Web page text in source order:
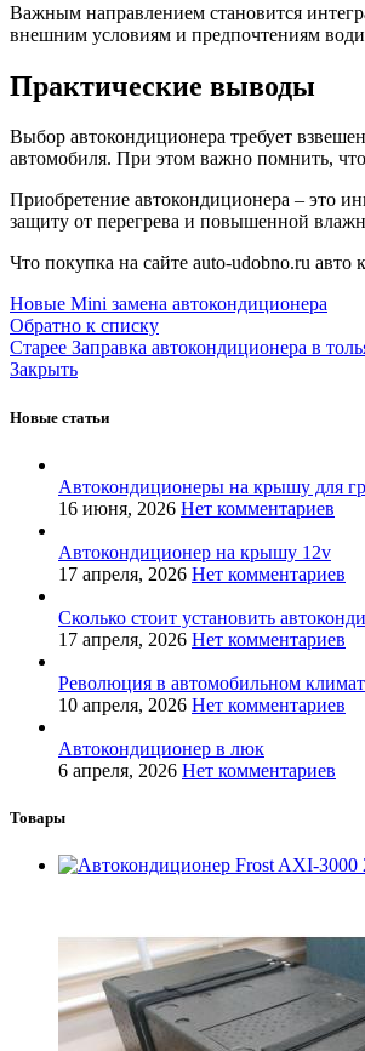
Важным направлением становится
внешним условиям и предпочтениям
Практические выводы
Выбор автокондиционера требует
автомобиля. При этом важно помнить,
Приобретение автокондиционера – это
защиту от перегрева и повышенной
Что покупка на сайте auto-udobno.ru авто
Новые Mini замена автокондиционера
Обратно к списку
Старее Заправка автокондиционера в
Закрыть
Новые статьи
Автокондиционеры на крышу для
16 июня, 2026 Нет комментариев
Автокондиционер на крышу 12v
17 апреля, 2026 Нет комментариев
Сколько стоит установить
17 апреля, 2026 Нет комментариев
Революция в автомобильном
10 апреля, 2026 Нет комментариев
Автокондиционер в люк
6 апреля, 2026 Нет комментариев
Товары